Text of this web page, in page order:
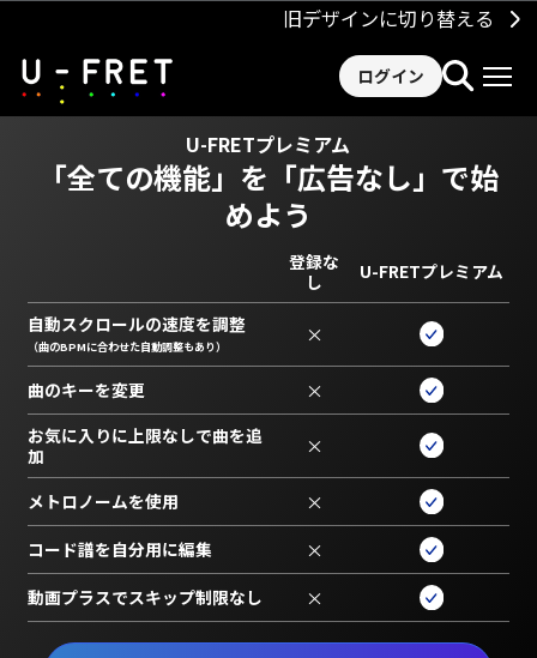
旧デザインに切り替える
ログイン
U-FRETプレミアム
「全ての機能」を 「広告なし」で始
めよう
登録な
し
U-FRETプレミアム
自動スクロールの速度を調整
（曲のBPMに合わせた自動調整もあり） ×
曲のキーを変更 ×
お気に入りに上限なしで曲を追
加
×
メトロノームを使用 ×
コード譜を自分用に編集 ×
動画プラスでスキップ制限なし ×